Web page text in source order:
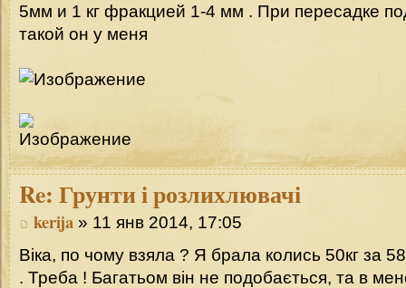
5мм и 1 кг фракцией 1-4 мм . При пересадке
такой он у меня
Re: Грунти і розлихлювачі
kerija » 11 янв 2014, 17:05
Віка, по чому взяла ? Я брала колись 50кг за
. Треба ! Багатьом він не подобається, та в